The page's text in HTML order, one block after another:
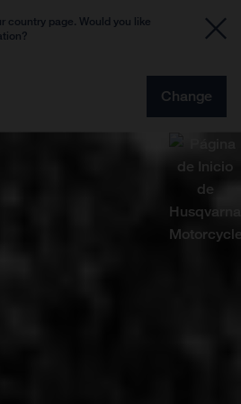
country page. Would you like
Change